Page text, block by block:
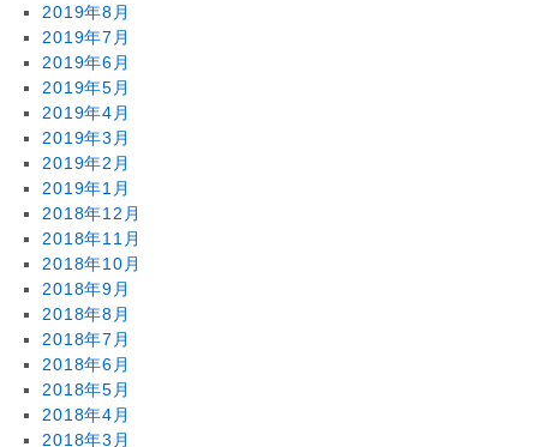
2019年8月
2019年7月
2019年6月
2019年5月
2019年4月
2019年3月
2019年2月
2019年1月
2018年12月
2018年11月
2018年10月
2018年9月
2018年8月
2018年7月
2018年6月
2018年5月
2018年4月
2018年3月